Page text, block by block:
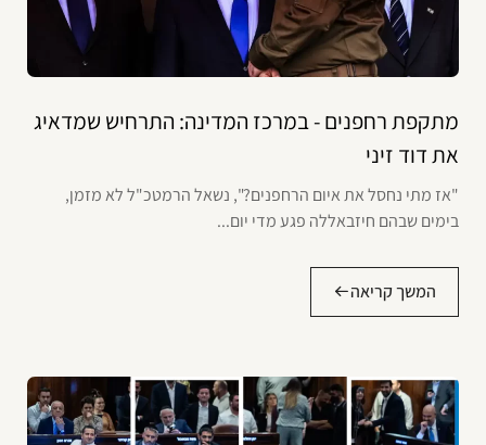
מתקפת רחפנים - במרכז המדינה: התרחיש שמדאיג
את דוד זיני
"אז מתי נחסל את איום הרחפנים?", נשאל הרמטכ"ל לא מזמן,
בימים שבהם חיזבאללה פגע מדי יום...
המשך קריאה